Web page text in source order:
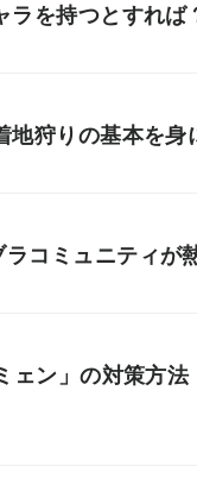
ラを持つとすれば
地狩りの基本を身
コミュニティが
ェン」の対策方